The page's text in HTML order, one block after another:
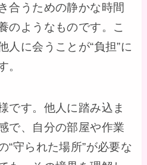
合うための静かな時間
のようなものです。こ
人に会うことが“負担”に
。
です。他人に踏み込ま
で、自分の部屋や作業
“守られた場所”が必要な